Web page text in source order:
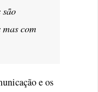
com
e os